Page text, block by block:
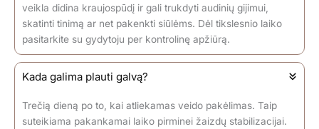
veikla didina kraujospūdį ir gali trukdyti audinių gijimui,
skatinti tinimą ar net pakenkti siūlėms. Dėl tikslesnio laiko
pasitarkite su gydytoju per kontrolinę apžiūrą.
Kada galima plauti galvą?
Trečią dieną po to, kai atliekamas veido pakėlimas. Taip
suteikiama pakankamai laiko pirminei žaizdų stabilizacijai.